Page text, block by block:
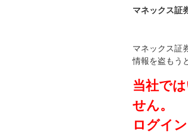
マネックス証
マネックス証
情報を盗もう
当社で
せん。
ログイ